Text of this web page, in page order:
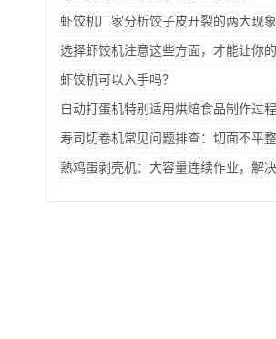
虾饺机厂家分析饺子皮开裂的两大现象
虾饺机可以入手吗？